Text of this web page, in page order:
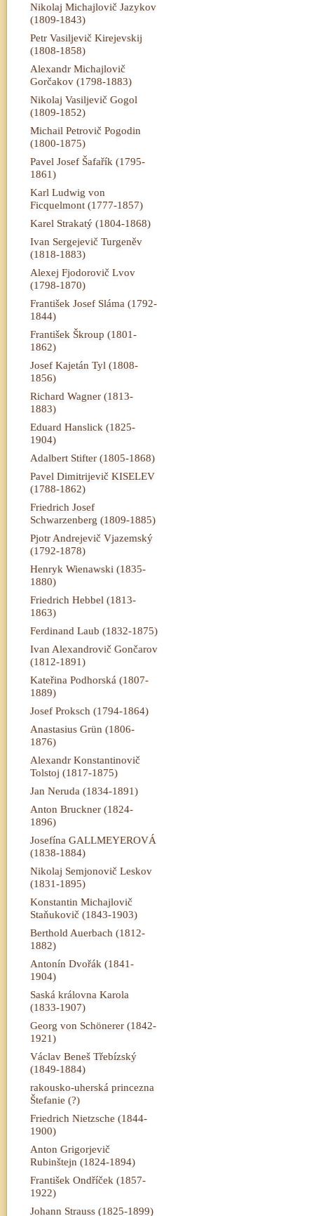
Nikolaj Michajlovič Jazykov
(1809-1843)
Petr Vasiljevič Kirejevskij
(1808-1858)
Alexandr Michajlovič
Gorčakov (1798-1883)
Nikolaj Vasiljevič Gogol
(1809-1852)
Michail Petrovič Pogodin
(1800-1875)
Pavel Josef Šafařík (1795-
1861)
Karl Ludwig von
Ficquelmont (1777-1857)
Karel Strakatý (1804-1868)
Ivan Sergejevič Turgeněv
(1818-1883)
Alexej Fjodorovič Lvov
(1798-1870)
František Josef Sláma (1792-
1844)
František Škroup (1801-
1862)
Josef Kajetán Tyl (1808-
1856)
Richard Wagner (1813-
1883)
Eduard Hanslick (1825-
1904)
Adalbert Stifter (1805-1868)
Pavel Dimitrijevič KISELEV
(1788-1862)
Friedrich Josef
Schwarzenberg (1809-1885)
Pjotr Andrejevič Vjazemský
(1792-1878)
Henryk Wienawski (1835-
1880)
Friedrich Hebbel (1813-
1863)
Ferdinand Laub (1832-1875)
Ivan Alexandrovič Gončarov
(1812-1891)
Kateřina Podhorská (1807-
1889)
Josef Proksch (1794-1864)
Anastasius Grün (1806-
1876)
Alexandr Konstantinovič
Tolstoj (1817-1875)
Jan Neruda (1834-1891)
Anton Bruckner (1824-
1896)
Josefína GALLMEYEROVÁ
(1838-1884)
Nikolaj Semjonovič Leskov
(1831-1895)
Konstantin Michajlovič
Staňukovič (1843-1903)
Berthold Auerbach (1812-
1882)
Antonín Dvořák (1841-
1904)
Saská královna Karola
(1833-1907)
Georg von Schönerer (1842-
1921)
Václav Beneš Třebízský
(1849-1884)
rakousko-uherská princezna
Štefanie (?)
Friedrich Nietzsche (1844-
1900)
Anton Grigorjevič
Rubinštejn (1824-1894)
František Ondříček (1857-
1922)
Johann Strauss (1825-1899)